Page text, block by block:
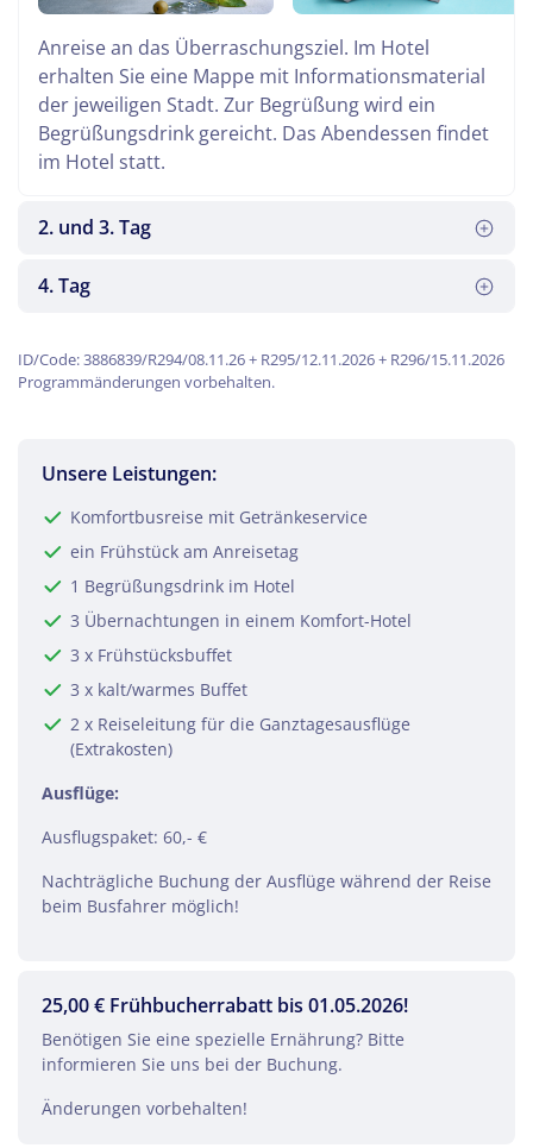
Anreise an das Überraschungsziel. Im Hotel
erhalten Sie eine Mappe mit Informationsmaterial
der jeweiligen Stadt. Zur Begrüßung wird ein
Begrüßungsdrink gereicht. Das Abendessen findet
im Hotel statt.
2. und 3. Tag
Reiseleitung das Reiseziel und die Umgebung
(Extrakosten). Alternativ können Sie auch einen
oder beide Tage selbst gestalten.
4. Tag
Das Frühstücksbuffet stärkt Sie für die Heimreise
nach erlebnisreichen Tagen.
ID/Code: 3886839/R294/08.11.26 + R295/12.11.2026 + R296/15.11.2026
Programmänderungen vorbehalten.
Unsere Leistungen:
Komfortbusreise mit Getränkeservice
ein Frühstück am Anreisetag
1 Begrüßungsdrink im Hotel
3 Übernachtungen in einem Komfort-Hotel
3 x Frühstücksbuffet
3 x kalt/warmes Buffet
2 x Reiseleitung für die Ganztagesausflüge
(Extrakosten)
Ausflüge:
Ausflugspaket: 60,- €
Nachträgliche Buchung der Ausflüge während der Reise
beim Busfahrer möglich!
25,00 € Frühbucherrabatt bis 01.05.2026!
Benötigen Sie eine spezielle Ernährung? Bitte
informieren Sie uns bei der Buchung.
Änderungen vorbehalten!